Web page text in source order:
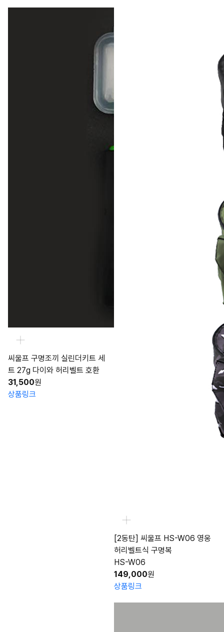
씨울프 구명조끼 실린더키트 세
트 27g 다이와 허리벨트 호환
31,500원
상품링크
[2동탄] 씨울프 HS-W06 영웅
허리벨트식 구명복
HS-W06
149,000원
상품링크